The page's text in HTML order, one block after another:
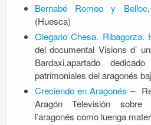
Bernabé Romeo y Belloc
(Huesca)
Olegario Chesa. Ribagorza.
del documental Visions d’
Bardaxi,apartado
patrimoniales del aragonés
Creciendo en Aragonés –
Aragón Televisión
l’aragonés como luenga